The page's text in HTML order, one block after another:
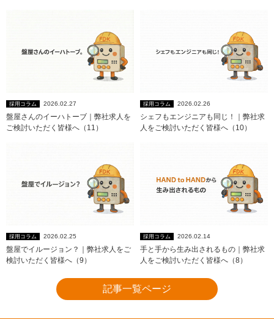
採用コラム 2026.02.27
盤屋さんのイーハトーブ｜弊社求人を
ご検討いただく皆様へ（11）
採用コラム 2026.02.26
シェフもエンジニアも同じ！｜弊社求
人をご検討いただく皆様へ（10）
採用コラム 2026.02.25
盤屋でイルージョン？｜弊社求人をご
検討いただく皆様へ（9）
採用コラム 2026.02.14
手と手から生み出されるもの｜弊社求
人をご検討いただく皆様へ（8）
記事一覧ページ